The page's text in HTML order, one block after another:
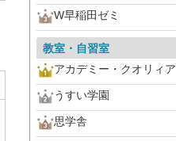
W早稲田ゼミ
教室・自習室
アカデミー・クオリィア
うすい学園
思学舎